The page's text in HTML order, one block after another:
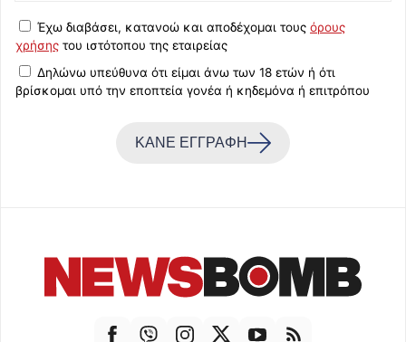
Έχω διαβάσει, κατανοώ και αποδέχομαι τους όρους
χρήσης του ιστότοπου της εταιρείας
Δηλώνω υπεύθυνα ότι είμαι άνω των 18 ετών ή ότι
βρίσκομαι υπό την εποπτεία γονέα ή κηδεμόνα ή επιτρόπου
ΚΑΝΕ ΕΓΓΡΑΦΗ